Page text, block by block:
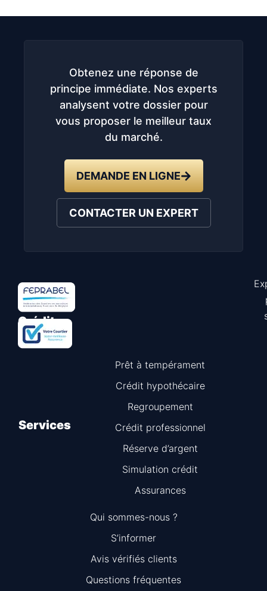
Obtenez une réponse de
principe immédiate. Nos experts
analysent votre dossier pour
vous proposer le meilleur taux
du marché.
DEMANDE EN LIGNE
CONTACTER UN EXPERT
Astuce
Crédit
Services
Prêt à tempérament
Crédit hypothécaire
Regroupement
Crédit professionnel
Réserve d’argent
Simulation crédit
Assurances
Information
Qui sommes-nous ?
S’informer
Avis vérifiés clients
Questions fréquentes